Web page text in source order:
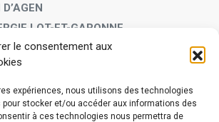
le consentement aux
expériences, nous utilisons des technologies
stocker et/ou accéder aux informations des
à ces technologies nous permettra de
LOT-ET-GARONNE